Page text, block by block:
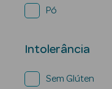
Pó
Intolerância
Sem Glúten